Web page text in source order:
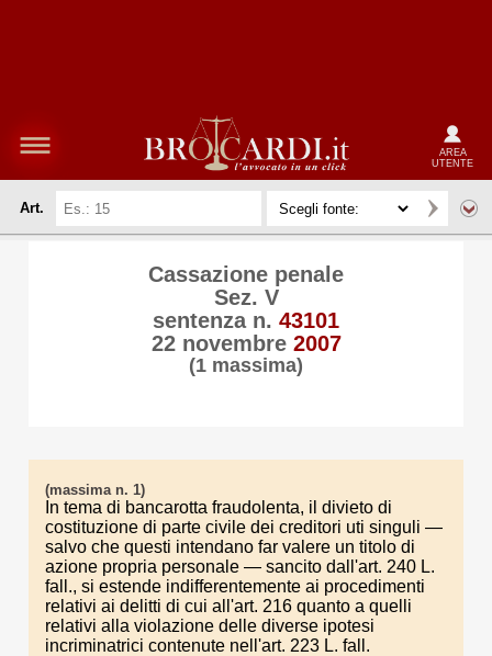
AREA
UTENTE
Art.
Cassazione penale
Sez. V
sentenza n. 43101
22 novembre 2007
(1 massima)
(massima n. 1)
In tema di bancarotta fraudolenta, il divieto di
costituzione di parte civile dei creditori uti singuli —
salvo che questi intendano far valere un titolo di
azione propria personale — sancito dall'art. 240 L.
fall., si estende indifferentemente ai procedimenti
relativi ai delitti di cui all'art. 216 quanto a quelli
relativi alla violazione delle diverse ipotesi
incriminatrici contenute nell'art. 223 L. fall.